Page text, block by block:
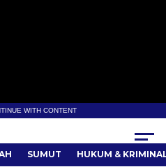
WITH CONTENT
SUMUT HUKUM &